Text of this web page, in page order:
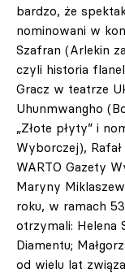
bardzo, że
nominowani w
Szafran (Arlekin
czyli historia
Gracz w teatrze
Uhunmwangho
„Złote płyty” i
Wyborczej),
WARTO Gazety
Maryny
roku, w ramach
otrzymali: Helena
Diamentu;
od wielu lat